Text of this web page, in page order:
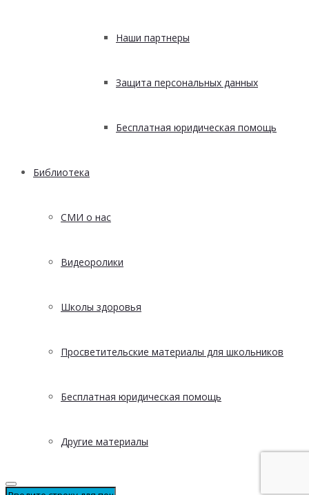
Наши партнеры
Защита персональных данных
Бесплатная юридическая помощь
Библиотека
СМИ о нас
Видеоролики
Школы здоровья
Просветительские материалы для школьников
Бесплатная юридическая помощь
Другие материалы